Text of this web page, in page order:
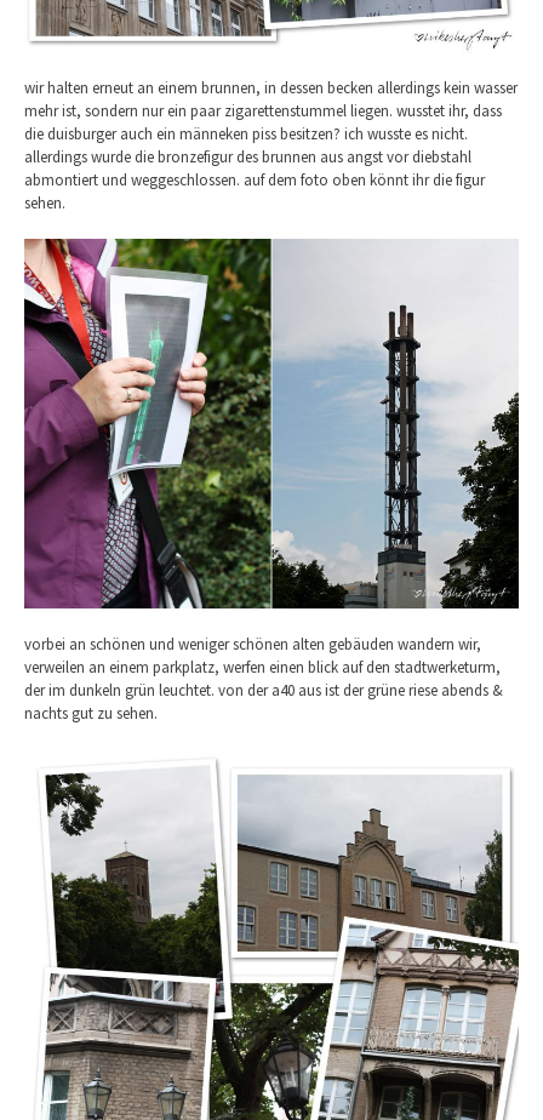
wir halten erneut an einem brunnen, in dessen becken allerdings kein wasser
mehr ist, sondern nur ein paar zigarettenstummel liegen. wusstet ihr, dass
die duisburger auch ein männeken piss besitzen? ich wusste es nicht.
allerdings wurde die bronzefigur des brunnen aus angst vor diebstahl
abmontiert und weggeschlossen. auf dem foto oben könnt ihr die figur
sehen.
vorbei an schönen und weniger schönen alten gebäuden wandern wir,
verweilen an einem parkplatz, werfen einen blick auf den stadtwerketurm,
der im dunkeln grün leuchtet. von der a40 aus ist der grüne riese abends &
nachts gut zu sehen.